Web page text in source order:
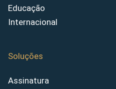
Educação
Internacional
Soluções
Assinatura